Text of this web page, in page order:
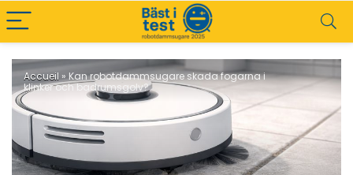
Accueil » Kan robotdammsugare skada fogarna i
klinker och badrumsgolv?